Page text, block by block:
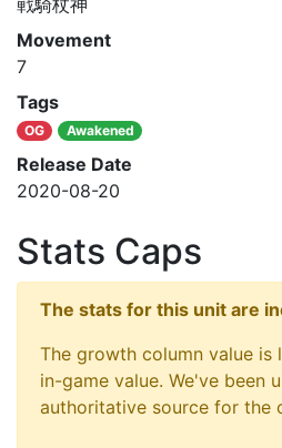
戦騎杖神
Movement
7
Tags
OG Awakened
Release Date
2020-08-20
Stats Caps
The stats for this unit are
The growth column value is
in-game value. We've been
authoritative source for the